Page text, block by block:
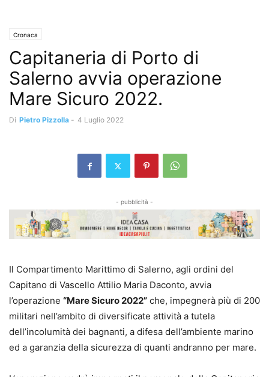
Cronaca
Capitaneria di Porto di
Salerno avvia operazione
Mare Sicuro 2022.
Di Pietro Pizzolla - 4 Luglio 2022
- pubblicità -
Il Compartimento Marittimo di Salerno, agli ordini del
Capitano di Vascello Attilio Maria Daconto, avvia
l’operazione “Mare Sicuro 2022” che, impegnerà più di 200
militari nell’ambito di diversificate attività a tutela
dell’incolumità dei bagnanti, a difesa dell’ambiente marino
ed a garanzia della sicurezza di quanti andranno per mare.